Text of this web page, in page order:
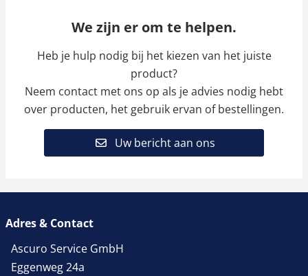
We zijn er om te helpen.
Heb je hulp nodig bij het kiezen van het juiste
product?
Neem contact met ons op als je advies nodig hebt
over producten, het gebruik ervan of bestellingen.
Uw bericht aan ons
Adres & Contact
Ascuro Service GmbH
Eggenweg 24a